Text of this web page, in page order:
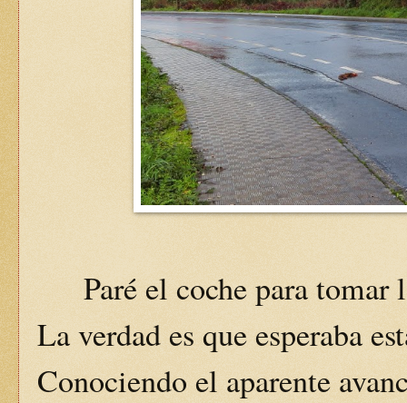
Paré el coche para tomar
La verdad es que esperaba
Conociendo el aparente